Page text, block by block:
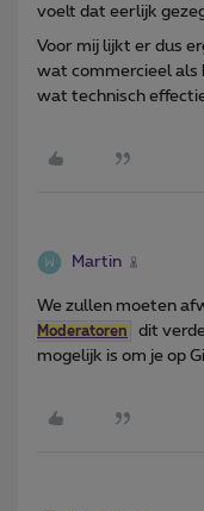
voelt dat eerlijk
Voor mij lijkt er dus
wat commercieel als
wat technisch
Martin
We zullen moeten
Moderatoren
dit
mogelijk is om je op